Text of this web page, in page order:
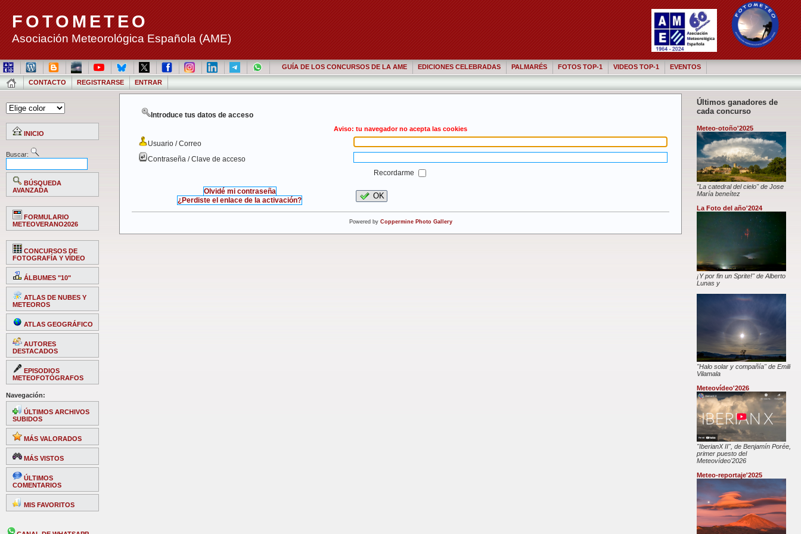
FOTOMETEO
Asociación Meteorológica Española (AME)
GUÍA DE LOS CONCURSOS DE LA AME EDICIONES CELEBRADAS PALMARÉS FOTOS TOP-1 VIDEOS TOP-1 EVENTOS
CONTACTO REGISTRARSE ENTRAR
INICIO
Buscar:
BÚSQUEDA
AVANZADA
FORMULARIO
METEOVERANO2026
CONCURSOS DE
FOTOGRAFÍA Y VÍDEO
ÁLBUMES "10"
ATLAS DE NUBES Y
METEOROS
ATLAS GEOGRÁFICO
AUTORES
DESTACADOS
EPISODIOS
METEOFOTÓGRAFOS
Navegación:
ÚLTIMOS ARCHIVOS
SUBIDOS
MÁS VALORADOS
MÁS VISTOS
ÚLTIMOS
COMENTARIOS
MIS FAVORITOS
Últimos ganadores de
cada concurso
Meteo-otoño'2025
"La catedral del cielo" de Jose
María beneítez
La Foto del año'2024
¡Y por fin un Sprite!" de Alberto
Lunas y
"Halo solar y compañía" de Emili
Vilamala
Meteovídeo'2026
"IberianX II", de Benjamín Porée,
primer puesto del
Meteovídeo'2026
Meteo-reportaje'2025
Introduce tus datos de acceso
Aviso: tu navegador no acepta las cookies
Usuario / Correo
Contraseña / Clave de acceso
Recordarme
Olvidé mi contraseña
¿Perdiste el enlace de la activación?
OK
Powered by Coppermine Photo Gallery